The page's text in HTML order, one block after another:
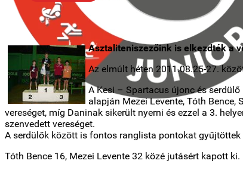
Asztaliteniszezőink is elkezdték a
Az elmúlt héten 2011.08.25-27.
A Kesi – Spartacus újonc és
alapján Mezei Levente, Tóth Bence,
vereséget, míg Daninak sikerült nyerni és ezzel a 3.
szenvedett vereséget.
A serdülők között is fontos ranglista pontokat
Tóth Bence 16, Mezei Levente 32 közé jutásért kapott ki.